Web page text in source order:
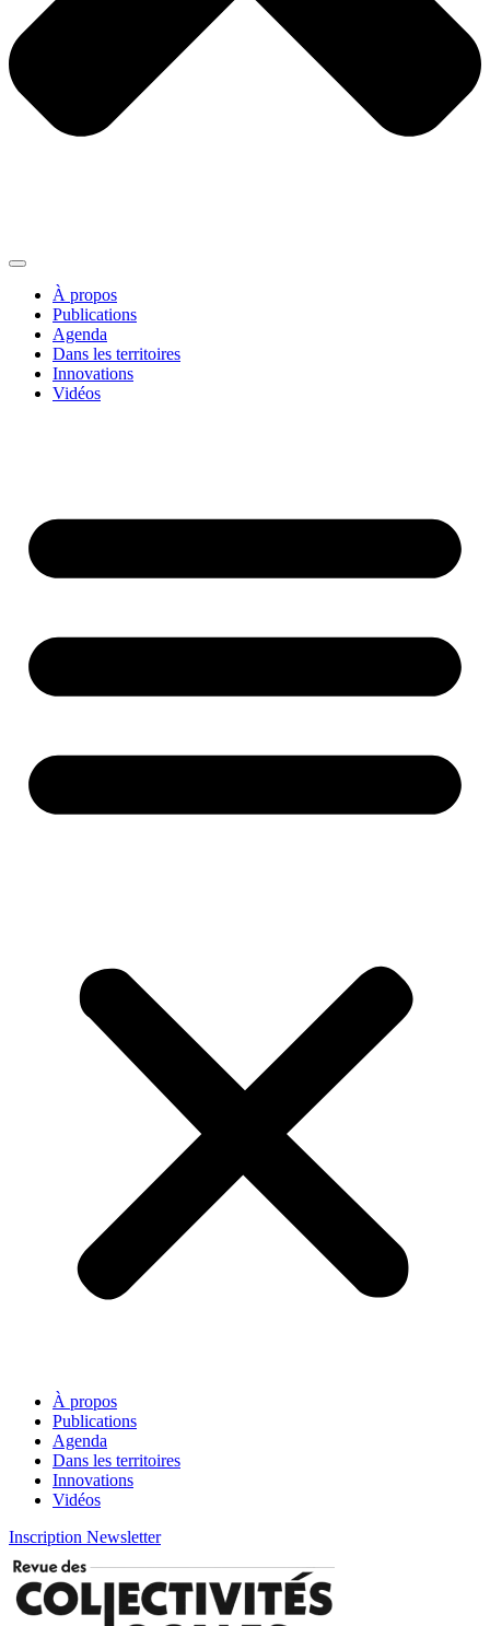
À propos
Publications
Agenda
Dans les territoires
Innovations
Vidéos
À propos
Publications
Agenda
Dans les territoires
Innovations
Vidéos
Inscription Newsletter